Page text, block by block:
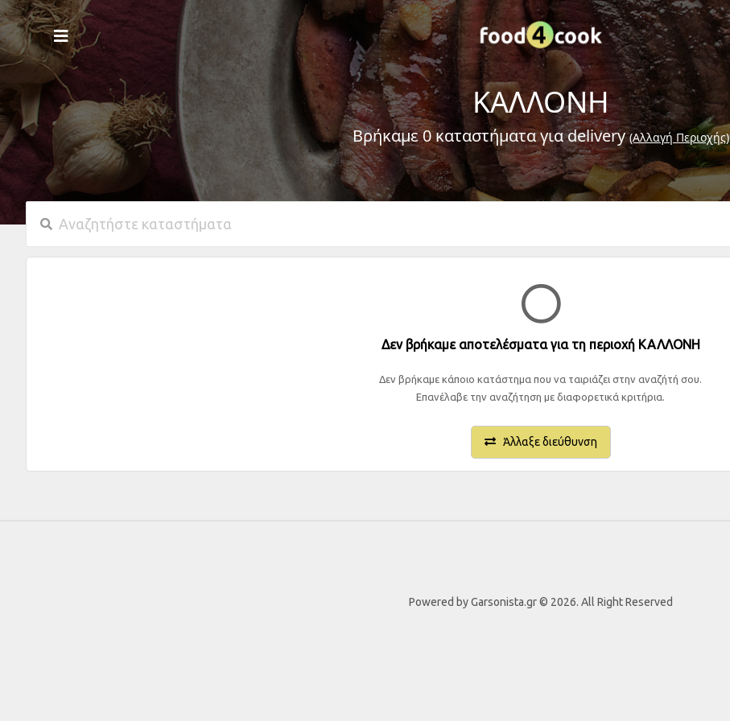
ΚΑΛΛΟΝΗ
Βρήκαμε 0 καταστήματα για delivery(Αλλαγή Περιοχής)
Δεν βρήκαμε αποτελέσματα για τη περιοχή ΚΑΛΛΟΝΗ
Δεν βρήκαμε κάποιο κατάστημα που να ταιριάζει στην αναζήτή σου.
Επανέλαβε την αναζήτηση με διαφορετικά κριτήρια.
Άλλαξε διεύθυνση
Powered by Garsonista.gr © 2026. All Right Reserved